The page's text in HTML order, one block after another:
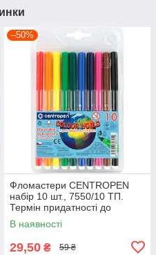
–50%
Фломастери CENTROPEN
набір 10 шт., 7550/10 ТП.
Термін придатності до
30.08.2026
В наявності
29,50 ₴ 59 ₴